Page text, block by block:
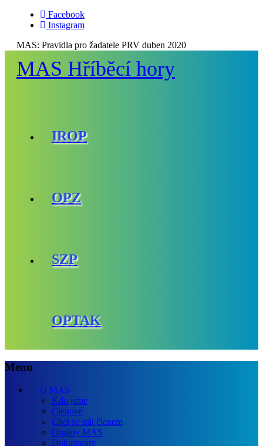
Facebook
Instagram
MAS: Pravidla pro žadatele PRV duben 2020
MAS Hříběcí hory
IROP
OPZ
SZP
OPTAK
Menu
O MAS
Kdo jsme
Členové
Chci se stát členem
Orgány MAS
Dokumenty